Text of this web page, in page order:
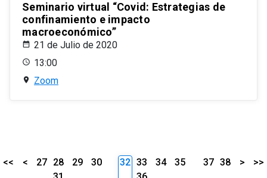
Seminario virtual “Covid: Estrategias de
confinamiento e impacto
macroeconómico”
21 de Julio de 2020
13:00
Zoom
<< < 27 28 29
30
32 33 34
35
37 38 > >>